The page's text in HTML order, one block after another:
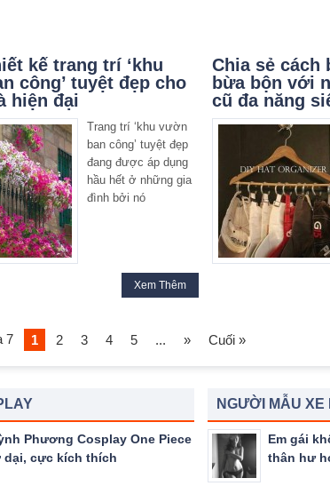
kế trang trí ‘khu
công’ tuyệt đẹp cho
hiện đại
Trang trí ‘khu vườn
ban công’ tuyệt đẹp
đang được áp dụng
hầu hết ở những gia
đình bởi nó
Xem Thêm
Chia sẻ cách
bừa bộn với
cũ đa năng
7 1 2 3 4 5 ... » Cuối »
Phương Cosplay One Piece
dại, cực kích thích
NGƯỜI MẪU XE
Em gái
thân hư